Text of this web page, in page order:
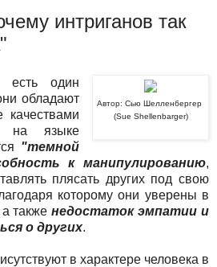
интриганов так
Автор: Сью Шелленбергер
(Sue Shellenbarger)
есть один
обладают
на языке
"темной
к манипулированию,
плясать других под свою
которому они уверены в
а такженедостаток эмпатии и
о других.
в характере человека в